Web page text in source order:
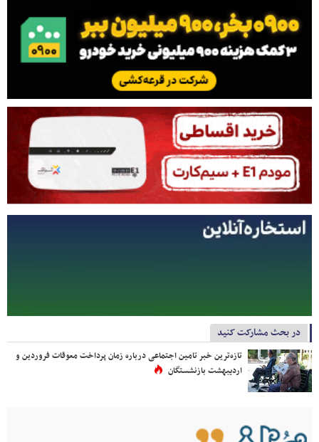
در بحث مشارکت کنید
تازه‌ترین خبر تامین اجتماعی درباره زمان پرداخت معوقات فروردین و
اردیبهشت بازنشستگان